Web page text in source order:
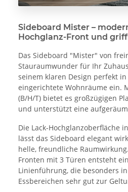
Sideboard Mister –
Hochglanz-Front und
Das Sideboard "Mister" von
Stauraumwunder für Ihr
seinem klaren Design perfekt
eingerichtete Wohnräume ein.
(B/H/T) bietet es großzügigen
und unterstützt eine
Die Lack-Hochglanzoberfläche
lässt das Sideboard elegant
helle, freundliche
Fronten mit 3 Türen entsteht
Linienführung, die besonders
Essbereichen sehr gut zur